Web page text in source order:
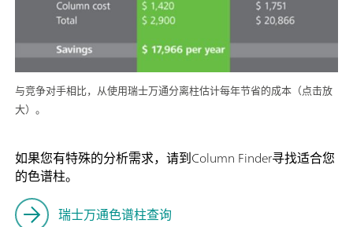
与竞争对手相比，从使用瑞士万通分离柱估计每年节省的成本（点击放
大）。
如果您有特殊的分析需求，请到Column Finder寻找适合您
的色谱柱。
瑞士万通色谱柱查询